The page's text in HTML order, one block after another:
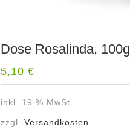
Dose Rosalinda, 100g
5,10€
inkl. 19 % MwSt.
zzgl.Versandkosten